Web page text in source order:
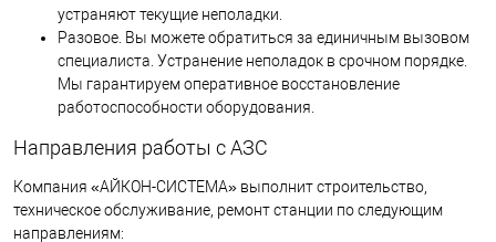
устраняют текущие неполадки.
Разовое. Вы можете обратиться за единичным вызовом
специалиста. Устранение неполадок в срочном порядке.
Мы гарантируем оперативное восстановление
работоспособности оборудования.
Направления работы с АЗС
Компания «АЙКОН-СИСТЕМА» выполнит строительство,
техническое обслуживание, ремонт станции по следующим
направлениям: